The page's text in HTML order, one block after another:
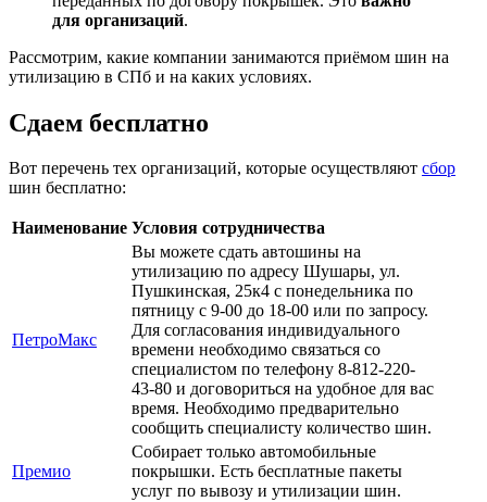
для организаций.
Рассмотрим, какие компании занимаются приёмом шин на
утилизацию в СПб и на каких условиях.
Сдаем бесплатно
Вот перечень тех организаций, которые осуществляют сбор
шин бесплатно:
Наименование Условия сотрудничества
ПетроМакс
Вы можете сдать автошины на
утилизацию по адресу Шушары, ул.
Пушкинская, 25к4 с понедельника по
пятницу с 9-00 до 18-00 или по запросу.
Для согласования индивидуального
времени необходимо связаться со
специалистом по телефону 8-812-220-
43-80 и договориться на удобное для вас
время. Необходимо предварительно
сообщить специалисту количество шин.
Премио
Собирает только автомобильные
покрышки. Есть бесплатные пакеты
услуг по вывозу и утилизации шин.